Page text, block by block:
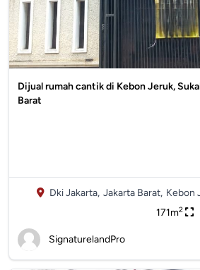
Dijual rumah cantik di Kebon Jeruk,
Barat
Dki Jakarta, Jakarta Barat, Kebon
171m2
SignaturelandPro